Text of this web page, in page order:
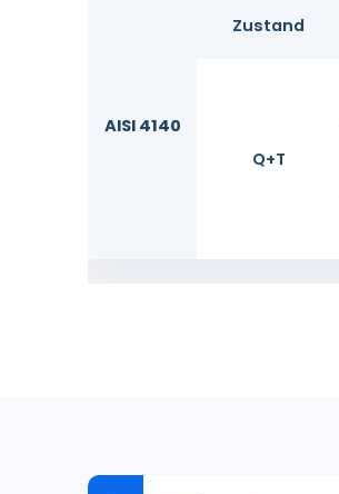
AISI 4140
Zustand
Q+T